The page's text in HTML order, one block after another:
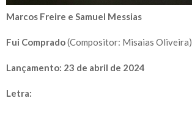
Marcos Freire e Samuel Messias
Fui Comprado(Compositor: Misaias Oliveira)
Lançamento: 23 de abril de 2024
Letra: